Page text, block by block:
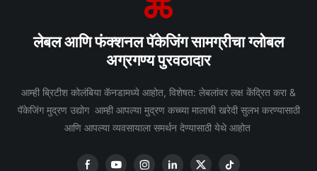
लेबल आणि फंक्शनल पॅकेजिंग सामग्रीचा ग्लोबल
अग्रगण्य पुरवठादार
आम्ही ब्रिटीश कोलंबिया कॅनडामध्ये आहोत, विशेषत: लेबलांवर लक्ष केंद्रित करा &
पॅकेजिंग मुद्रण उद्योग आम्ही आपल्या मुद्रण कच्च्या मालाची खरेदी सुलभ करण्यासाठी
आणि आपल्या व्यवसायाला समर्थन देण्यासाठी येथे आहोत